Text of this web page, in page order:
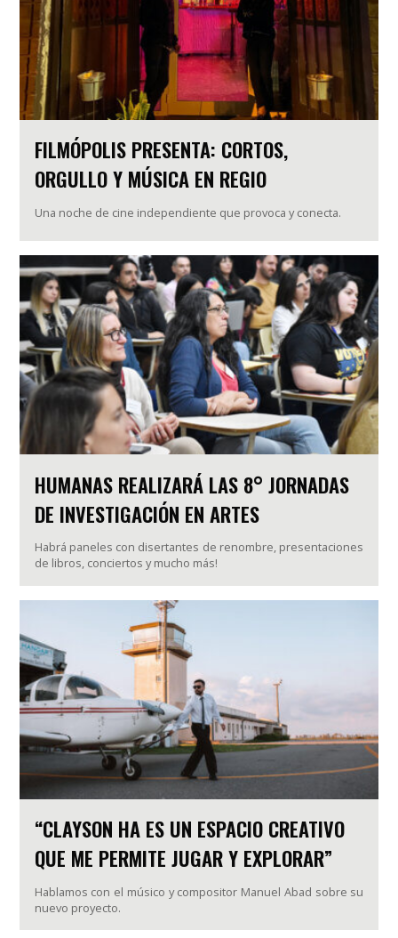
FILMÓPOLIS PRESENTA: CORTOS,
ORGULLO Y MÚSICA EN REGIO
Una noche de cine independiente que provoca y conecta.
HUMANAS REALIZARÁ LAS 8° JORNADAS
DE INVESTIGACIÓN EN ARTES
Habrá paneles con disertantes de renombre, presentaciones
de libros, conciertos y mucho más!
“CLAYSON HA ES UN ESPACIO CREATIVO
QUE ME PERMITE JUGAR Y EXPLORAR”
Hablamos con el músico y compositor Manuel Abad sobre su
nuevo proyecto.